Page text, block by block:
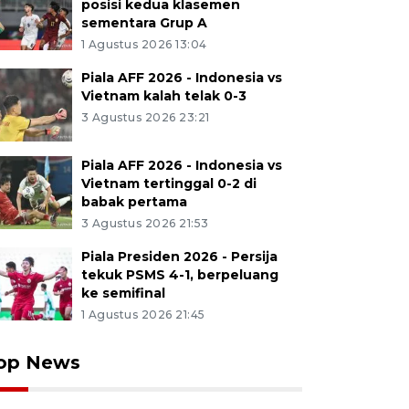
posisi kedua klasemen
sementara Grup A
1 Agustus 2026 13:04
Piala AFF 2026 - Indonesia vs
Vietnam kalah telak 0-3
3 Agustus 2026 23:21
Piala AFF 2026 - Indonesia vs
Vietnam tertinggal 0-2 di
babak pertama
3 Agustus 2026 21:53
Piala Presiden 2026 - Persija
tekuk PSMS 4-1, berpeluang
ke semifinal
1 Agustus 2026 21:45
News